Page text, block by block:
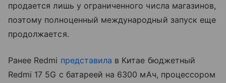
продается лишь у ограниченного числа магазинов,
поэтому полноценный международный запуск еще
продолжается.
Ранее Redmi представила в Китае бюджетный
Redmi 17 5G с батареей на 6300 мАч, процессором